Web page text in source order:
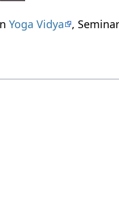
Yoga Vidya ,